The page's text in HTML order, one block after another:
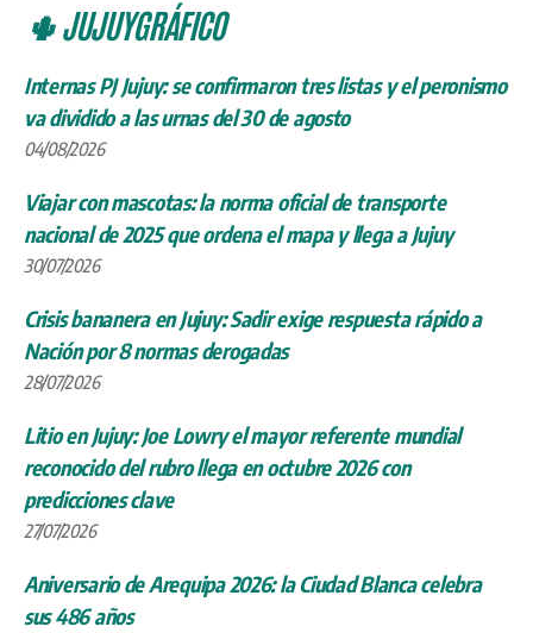
🌵 JUJUYGRÁFICO
Internas PJ Jujuy: se confirmaron tres listas y el peronismo
va dividido a las urnas del 30 de agosto
04/08/2026
Viajar con mascotas: la norma oficial de transporte
nacional de 2025 que ordena el mapa y llega a Jujuy
30/07/2026
Crisis bananera en Jujuy: Sadir exige respuesta rápido a
Nación por 8 normas derogadas
28/07/2026
Litio en Jujuy: Joe Lowry el mayor referente mundial
reconocido del rubro llega en octubre 2026 con
predicciones clave
27/07/2026
Aniversario de Arequipa 2026: la Ciudad Blanca celebra
sus 486 años